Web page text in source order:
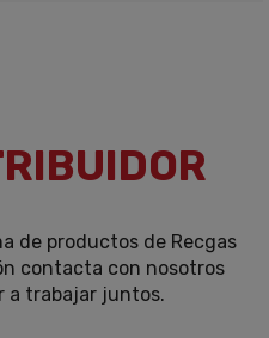
de productos de Recgas
contacta con nosotros
a trabajar juntos.